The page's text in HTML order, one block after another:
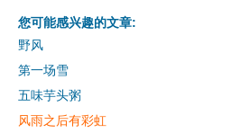
您可能感兴趣的文章:
野风
第一场雪
五味芋头粥
风雨之后有彩虹